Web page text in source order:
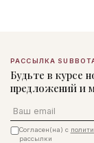
РАССЫЛКА
Будьте в курсе
предложений и
Email
Согласен(на) с
рассылки